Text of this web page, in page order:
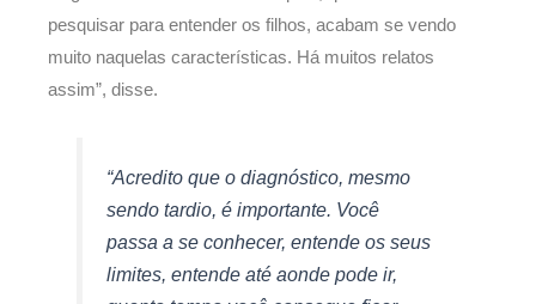
pesquisar para entender os filhos, acabam se vendo
muito naquelas características. Há muitos relatos
assim”, disse.
“Acredito que o diagnóstico, mesmo
sendo tardio, é importante. Você
passa a se conhecer, entende os seus
limites, entende até aonde pode ir,